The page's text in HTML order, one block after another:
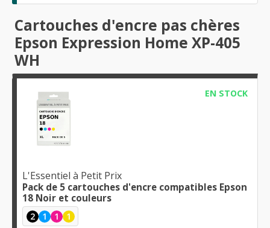
Cartouches d'encre pas chères
Epson Expression Home XP-405
WH
EN STOCK
L'Essentiel à Petit Prix
Pack de 5 cartouches d'encre compatibles Epson
18 Noir et couleurs
2 1 1 1